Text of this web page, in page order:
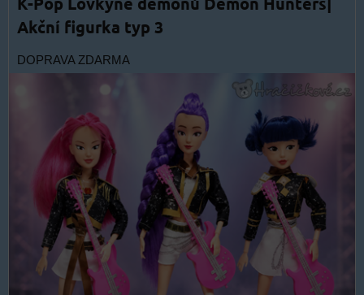
Akční figurka typ 3
DOPRAVA ZDARMA